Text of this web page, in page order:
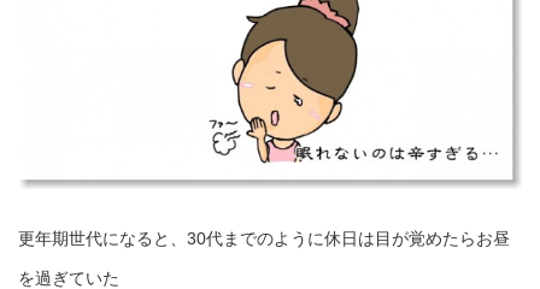
更年期世代になると、30代までのように休日は目が覚めたらお昼
を過ぎていた